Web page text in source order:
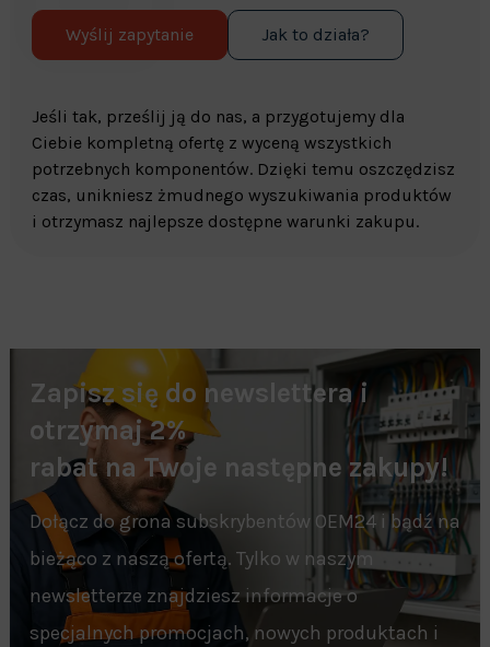
Wyślij zapytanie Jak to działa?
Jeśli tak, prześlij ją do nas, a przygotujemy dla
Ciebie kompletną ofertę z wyceną wszystkich
potrzebnych komponentów. Dzięki temu oszczędzisz
czas, unikniesz żmudnego wyszukiwania produktów
i otrzymasz najlepsze dostępne warunki zakupu.
Zapisz się do newslettera i
otrzymaj 2%
rabat na Twoje następne zakupy!
Dołącz do grona subskrybentów OEM24 i bądź na
bieżąco z naszą ofertą. Tylko w naszym
newsletterze znajdziesz informacje o
specjalnych promocjach, nowych produktach i